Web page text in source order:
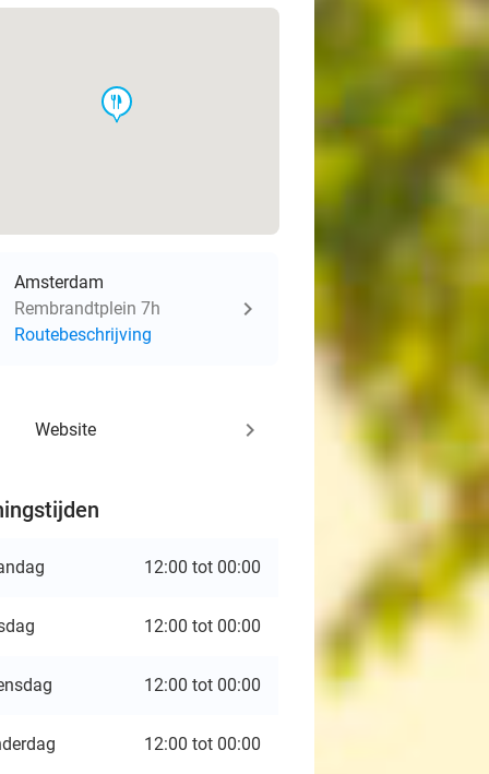
food
Amsterdam
Rembrandtplein 7h
Routebeschrijving
Website keyboard_arrow_right
12:00 tot 00:00
12:00 tot 00:00
12:00 tot 00:00
12:00 tot 00:00